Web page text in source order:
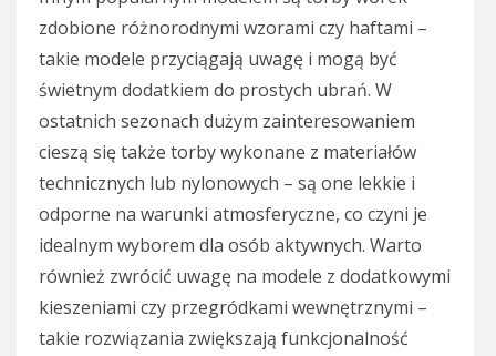
zdobione różnorodnymi wzorami czy haftami –
takie modele przyciągają uwagę i mogą być
świetnym dodatkiem do prostych ubrań. W
ostatnich sezonach dużym zainteresowaniem
cieszą się także torby wykonane z materiałów
technicznych lub nylonowych – są one lekkie i
odporne na warunki atmosferyczne, co czyni je
idealnym wyborem dla osób aktywnych. Warto
również zwrócić uwagę na modele z dodatkowymi
kieszeniami czy przegródkami wewnętrznymi –
takie rozwiązania zwiększają funkcjonalność